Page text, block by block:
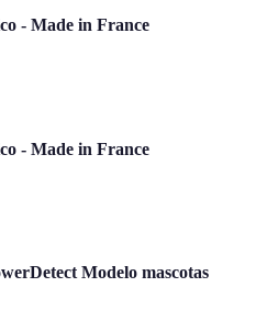
- Made in France
- Made in France
Modelo mascotas